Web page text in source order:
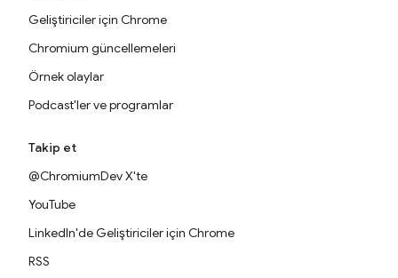
Geliştiriciler için Chrome
Chromium güncellemeleri
Örnek olaylar
Podcast'ler ve programlar
Takip et
@ChromiumDev X'te
YouTube
LinkedIn'de Geliştiriciler için Chrome
RSS